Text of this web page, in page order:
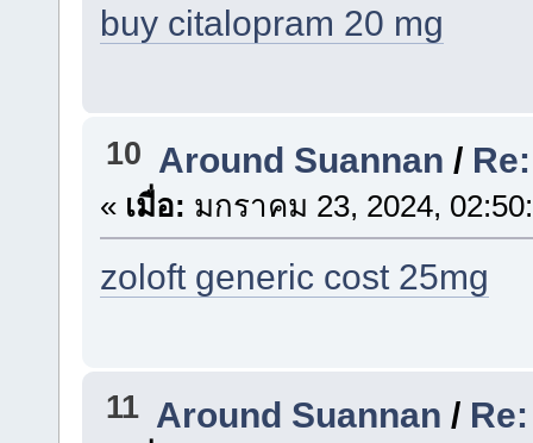
buy citalopram 20 mg
10 Around Suannan /
« เมื่อ: มกราคม 23, 2024,
zoloft generic cost 25mg
11 Around Suannan /